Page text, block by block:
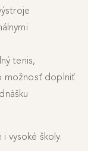
tenis,
možnosť doplniť
vysoké školy.